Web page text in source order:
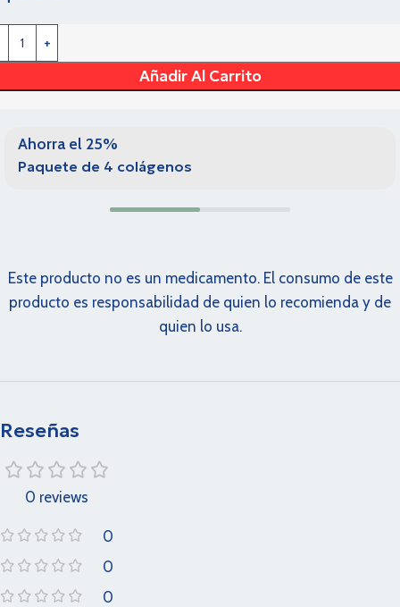
Añadir Al Carrito
Ahorra el 25%
Paquete de 4 colágenos
Este producto no es un medicamento. El consumo de este
producto es responsabilidad de quien lo recomienda y de
quien lo usa.
Reseñas
0 reviews
0
0
0